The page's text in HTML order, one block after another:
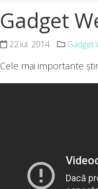
Gadget
22 iul. 2014 Gadget
Cele mai importante